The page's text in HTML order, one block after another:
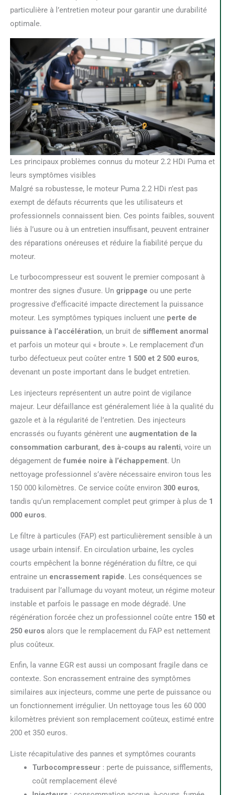
particulière à l’entretien moteur pour garantir une durabilité
optimale.
Les principaux problèmes connus du moteur 2.2 HDi Puma et
leurs symptômes visibles
Malgré sa robustesse, le moteur Puma 2.2 HDi n’est pas
exempt de défauts récurrents que les utilisateurs et
professionnels connaissent bien. Ces points faibles, souvent
liés à l’usure ou à un entretien insuffisant, peuvent entrainer
des réparations onéreuses et réduire la fiabilité perçue du
moteur.
Le turbocompresseur est souvent le premier composant à
montrer des signes d’usure. Un grippage ou une perte
progressive d’efficacité impacte directement la puissance
moteur. Les symptômes typiques incluent une perte de
puissance à l’accélération, un bruit de sifflement anormal
et parfois un moteur qui « broute ». Le remplacement d’un
turbo défectueux peut coûter entre 1 500 et 2 500 euros,
devenant un poste important dans le budget entretien.
Les injecteurs représentent un autre point de vigilance
majeur. Leur défaillance est généralement liée à la qualité du
gazole et à la régularité de l’entretien. Des injecteurs
encrassés ou fuyants génèrent une augmentation de la
consommation carburant, des à-coups au ralenti, voire un
dégagement de fumée noire à l’échappement. Un
nettoyage professionnel s’avère nécessaire environ tous les
150 000 kilomètres. Ce service coûte environ 300 euros,
tandis qu’un remplacement complet peut grimper à plus de 1
000 euros.
Le filtre à particules (FAP) est particulièrement sensible à un
usage urbain intensif. En circulation urbaine, les cycles
courts empêchent la bonne régénération du filtre, ce qui
entraine un encrassement rapide. Les conséquences se
traduisent par l’allumage du voyant moteur, un régime moteur
instable et parfois le passage en mode dégradé. Une
régénération forcée chez un professionnel coûte entre 150 et
250 euros alors que le remplacement du FAP est nettement
plus coûteux.
Enfin, la vanne EGR est aussi un composant fragile dans ce
contexte. Son encrassement entraine des symptômes
similaires aux injecteurs, comme une perte de puissance ou
un fonctionnement irrégulier. Un nettoyage tous les 60 000
kilomètres prévient son remplacement coûteux, estimé entre
200 et 350 euros.
Liste récapitulative des pannes et symptômes courants
Turbocompresseur: perte de puissance, sifflements,
coût remplacement élevé